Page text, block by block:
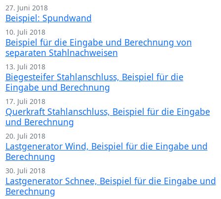
27. Juni 2018
Beispiel: Spundwand
10. Juli 2018
Beispiel für die Eingabe und Berechnung von
separaten Stahlnachweisen
13. Juli 2018
Biegesteifer Stahlanschluss, Beispiel für die
Eingabe und Berechnung
17. Juli 2018
Querkraft Stahlanschluss, Beispiel für die Eingabe
und Berechnung
20. Juli 2018
Lastgenerator Wind, Beispiel für die Eingabe und
Berechnung
30. Juli 2018
Lastgenerator Schnee, Beispiel für die Eingabe und
Berechnung